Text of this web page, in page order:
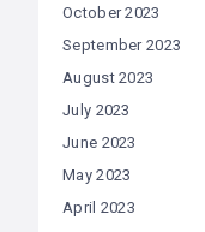
October 2023
September 2023
August 2023
July 2023
June 2023
May 2023
April 2023